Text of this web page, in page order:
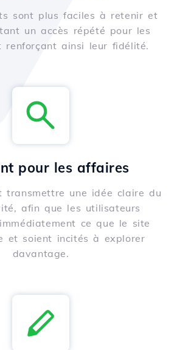
sont plus faciles à retenir et
un accès répété pour les
renforçant ainsi leur fidélité.
pour les affaires
transmettre une idée claire du
afin que les utilisateurs
ce que le site
et soient incités à explorer
davantage.